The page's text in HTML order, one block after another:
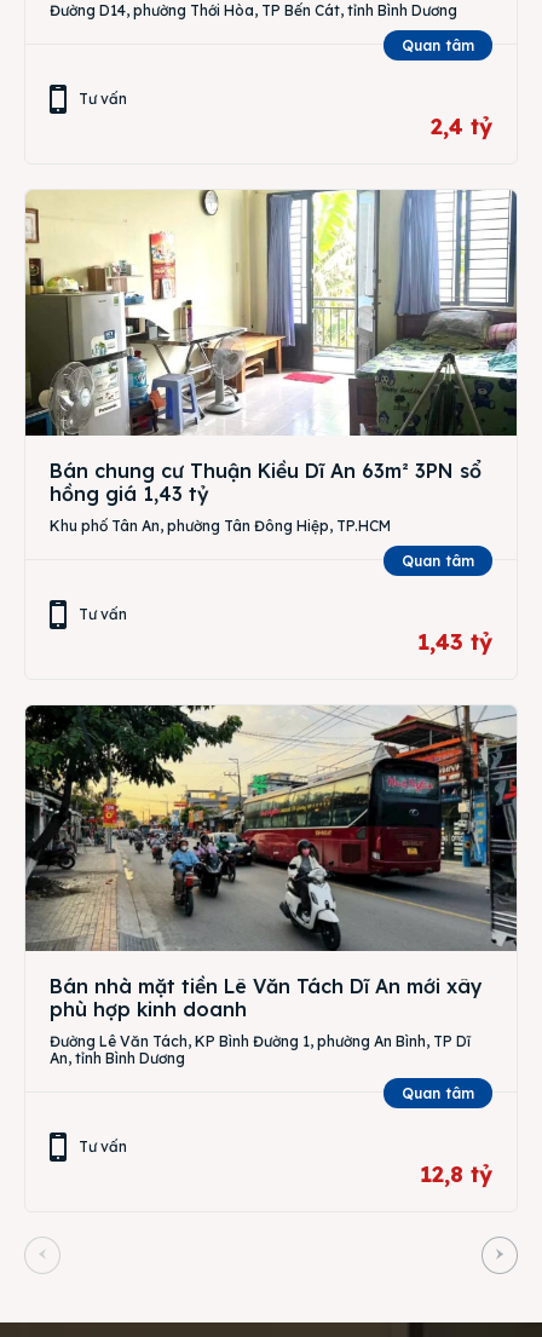
Đường D14, phường Thới Hòa, TP Bến Cát, tỉnh Bình Dương
Quan tâm
Tư vấn
2,4 tỷ
Bán chung cư Thuận Kiều Dĩ An 63m² 3PN sổ
hồng giá 1,43 tỷ
Khu phố Tân An, phường Tân Đông Hiệp, TP.HCM
Quan tâm
Tư vấn
1,43 tỷ
Bán nhà mặt tiền Lê Văn Tách Dĩ An mới xây
phù hợp kinh doanh
Đường Lê Văn Tách, KP Bình Đường 1, phường An Bình, TP Dĩ
An, tỉnh Bình Dương
Quan tâm
Tư vấn
12,8 tỷ